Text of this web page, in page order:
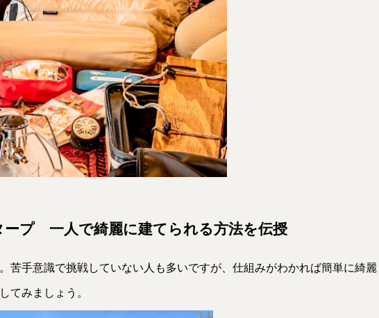
ープ 一人で綺麗に建てられる方法を伝授
苦手意識で挑戦していない人も多いですが、仕組みがわかれば簡単に綺麗
てみましょう。